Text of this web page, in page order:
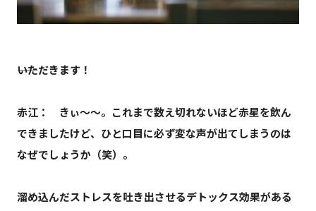
――いただきます！
赤江： きぃ〜〜。これまで数え切れないほど赤星を飲ん
できましたけど、ひと口目に必ず変な声が出てしまうのは
なぜでしょうか（笑）。
溜め込んだストレスを吐き出させるデトックス効果がある